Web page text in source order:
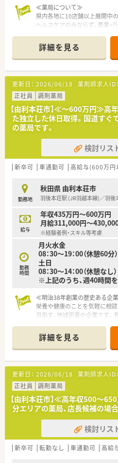
≪薬局について≫
県内各地に10店舗以上展開中の
ヘルスケアのみならず、農業・
ケーケションで
信用を築くことを目指していま
薬局内の椅子は患者様がゆっ
プを採用しております。
また、近隣には大型ショッピ
詳細を見る
更新日： 2026/06/18 薬剤師求人ID：
正社員
調剤薬局
【由利本荘市】≪～600万円≫高
た独立した休日取得。国道すぐ
の薬局です。
検討リス
新卒可 車通勤可 高給与(600万円
勤務地
秋田県 由利本荘市
羽後本荘駅 (JR羽越本線)／羽後
給与
年収435万円～600万円
月給311,000円～
※経験者例・スキル等考慮
勤務
時間
月火水金
08：30～19：00（休憩60分）
土日
08：30～14：00（休憩なし）
※上記のうち、週40時間
≪明治38年創業の歴史ある企
栄養や健康のことを気軽に相
目指す、地域密着の企業です。
す。
≪小児科メインの薬局です≫
住宅地に位置し、地域の子ど
道すぐの立地ですのでお車で
も積極的に開催しており知識向
≪こんな方におすすめです≫
■薬剤師としての知識を身に
資格取得への支援制度が手厚く
者の方が多い企業です。
■新しいことに積極的にチャレ
風通しの良い社風で自由に意
大切にしておりますので、社
詳細を見る
更新日： 2026/06/18 薬剤師求人ID：
正社員
調剤薬局
【由利本荘市】≪高年収500～
分エリアの薬局、店長候補の場
検討リス
新卒可 転勤なし 車通勤可 高給